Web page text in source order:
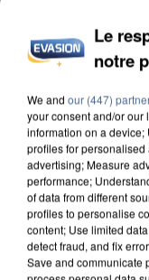
L’UN DES
MAFIA
Le
notre
We and our (447)
your consent and/or our
information on a device;
profiles for
advertising; Measure
performance;
of data from different
profiles to personalise
content; Use limited
detect fraud, and fix
Save and communicate